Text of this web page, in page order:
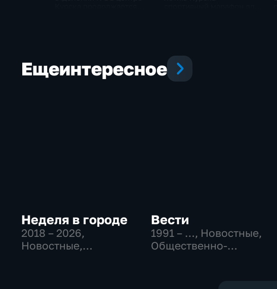
Ещеинтересное
Неделя в городе
2018 – 2026,
Новостные,
Вести
1991 – …, Новостные,
Общественно-